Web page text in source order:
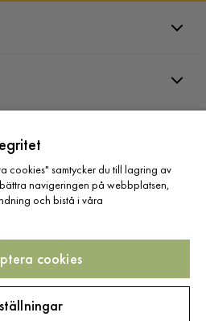
cookies" samtycker du till lagring av
navigeringen på webbplatsen,
och bistå i våra
cookies